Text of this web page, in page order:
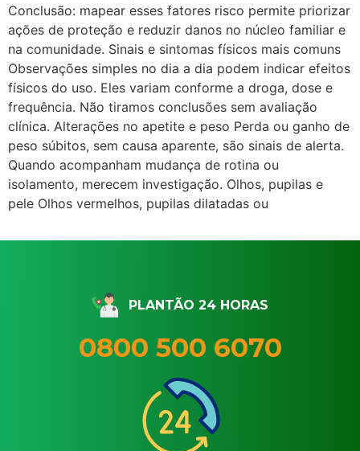
Conclusão: mapear esses fatores risco permite priorizar
ações de proteção e reduzir danos no núcleo familiar e
na comunidade. Sinais e sintomas físicos mais comuns
Observações simples no dia a dia podem indicar efeitos
físicos do uso. Eles variam conforme a droga, dose e
frequência. Não tiramos conclusões sem avaliação
clínica. Alterações no apetite e peso Perda ou ganho de
peso súbitos, sem causa aparente, são sinais de alerta.
Quando acompanham mudança de rotina ou
isolamento, merecem investigação. Olhos, pupilas e
pele Olhos vermelhos, pupilas dilatadas ou
PLANTÃO 24 HORAS
0800 500 6070